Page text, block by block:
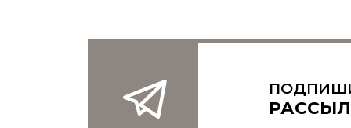
представления путём изображения
«религиозных» людей (особенно
христиан, и особенно церковных
лидеров) шутами или «деревенщиной»